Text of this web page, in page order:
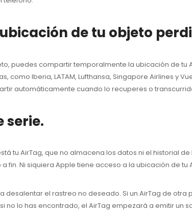
de tu objeto
puedes compartir temporalmente la ubicación de
como Iberia, LATAM, Lufthansa, Singapore Airlines y
automáticamente cuando lo recuperes o
serie.
tu AirTag, que no almacena los datos ni el historial
fin. Ni siquiera Apple tiene acceso a la ubicación de
desalentarel rastreo no deseado. Si un AirTag de
no lo has encontrado, el AirTag empezará a emitir un